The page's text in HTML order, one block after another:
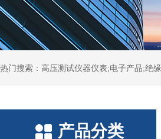
热门搜索：高压测试仪器仪表;电子产品;绝
产品分类